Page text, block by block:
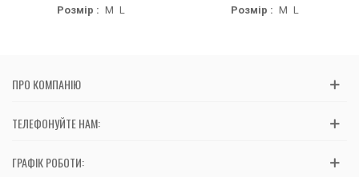
Розмір : M L Розмір : M L
ПРО КОМПАНІЮ
ТЕЛЕФОНУЙТЕ НАМ:
ГРАФІК РОБОТИ: